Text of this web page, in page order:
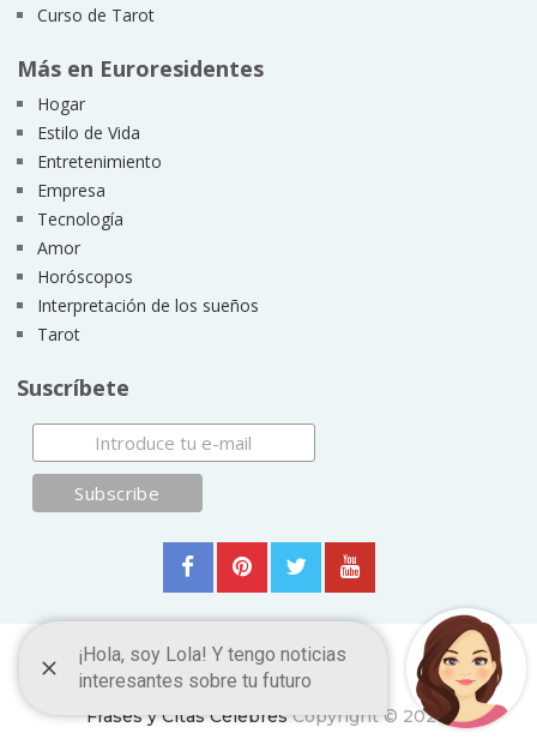
Curso de Tarot
Más en Euroresidentes
Hogar
Estilo de Vida
Entretenimiento
Empresa
Tecnología
Amor
Horóscopos
Interpretación de los sueños
Tarot
Suscríbete
Frases y Citas CélebresCopyright © 2026.